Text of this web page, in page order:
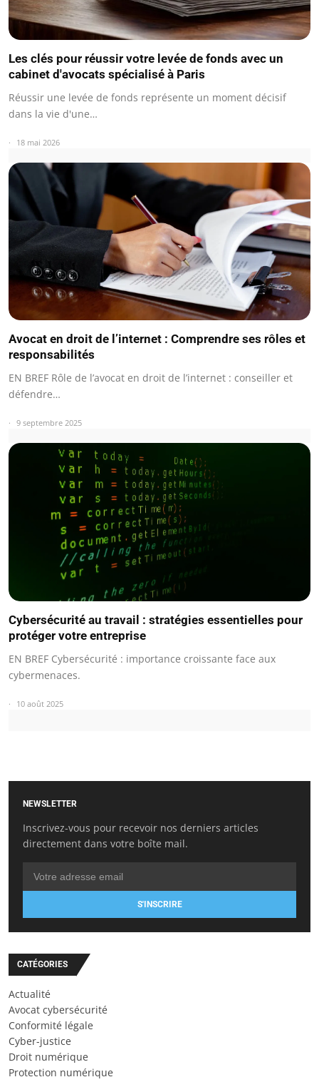
Les clés pour réussir votre levée de fonds avec un
cabinet d'avocats spécialisé à Paris
Réussir une levée de fonds représente un moment décisif
dans la vie d'une…
18 mai 2026
Avocat en droit de l’internet : Comprendre ses rôles et
responsabilités
EN BREF Rôle de l’avocat en droit de l’internet : conseiller et
défendre…
9 septembre 2025
Cybersécurité au travail : stratégies essentielles pour
protéger votre entreprise
EN BREF Cybersécurité : importance croissante face aux
cybermenaces.
10 août 2025
NEWSLETTER
Inscrivez-vous pour recevoir nos derniers articles
directement dans votre boîte mail.
S'INSCRIRE
CATÉGORIES
Actualité
Avocat cybersécurité
Conformité légale
Cyber-justice
Droit numérique
Protection numérique